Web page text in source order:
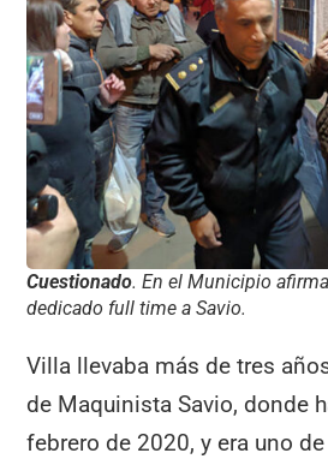
Cuestionado. En el Municipio
dedicado full time a Savio.
Villa llevaba más de tres
de Maquinista Savio, donde
febrero de 2020, y era uno